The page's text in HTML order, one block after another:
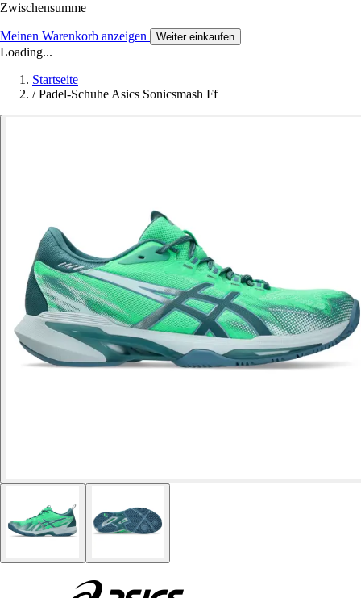
Zwischensumme
Meinen Warenkorb anzeigen Weiter einkaufen
Loading...
Startseite
/ Padel-Schuhe Asics Sonicsmash Ff